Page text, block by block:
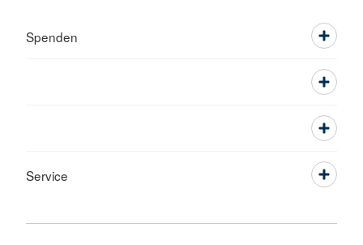
Spenden
Service